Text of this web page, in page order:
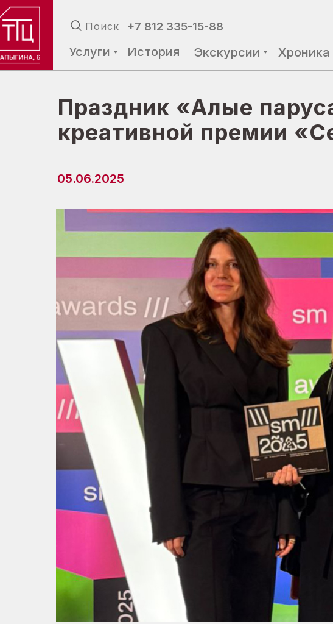
Поиск +7 812 335-15-88
История Хроника
Услуги Экскурсии
Поиск +7 812 335-15-88
История Хроника
Услуги Экскурсии
Праздник «Алые
креативной премии
05.06.2025